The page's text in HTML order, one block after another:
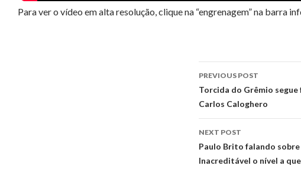
Para ver o vídeo em alta resolução, clique na “engrenagem” na barra
Post
navigation
PREVIOUS POST
Torcida do Grêmio
Carlos Caloghero
NEXT POST
Paulo Brito falando
Inacreditável o nível a